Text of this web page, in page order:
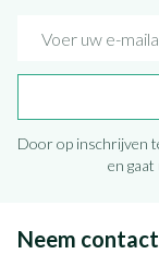
Door op inschrijven
en
Neem